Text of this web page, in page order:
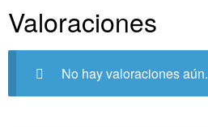
Valoraciones
No hay valoraciones aún.